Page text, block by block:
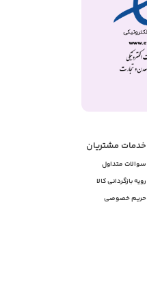
خدمات مشتریان
سوالات متداول
رویه بازگردانی کالا
حریم خصوصی